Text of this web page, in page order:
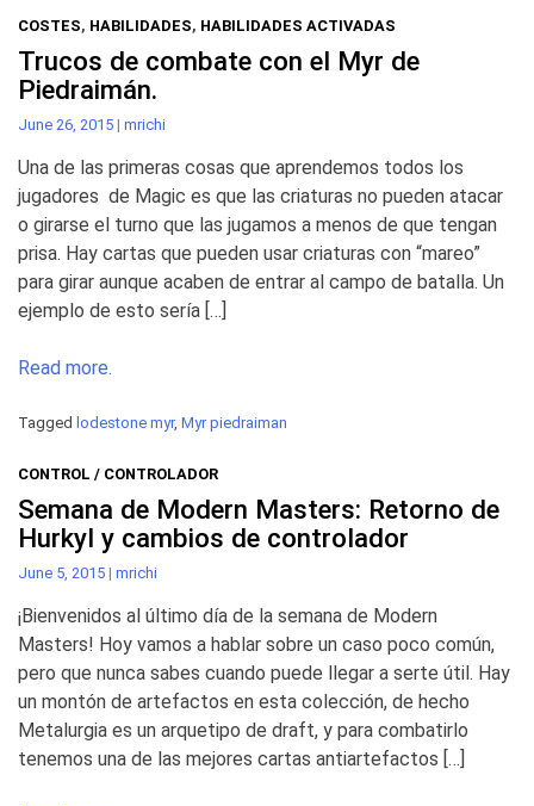
COSTES, HABILIDADES, HABILIDADES ACTIVADAS
Trucos de combate con el Myr de
Piedraimán.
June 26, 2015 | mrichi
Una de las primeras cosas que aprendemos todos los
jugadores de Magic es que las criaturas no pueden atacar
o girarse el turno que las jugamos a menos de que tengan
prisa. Hay cartas que pueden usar criaturas con “mareo”
para girar aunque acaben de entrar al campo de batalla. Un
ejemplo de esto sería […]
Read more.
Tagged lodestone myr, Myr piedraiman
CONTROL / CONTROLADOR
Semana de Modern Masters: Retorno de
Hurkyl y cambios de controlador
June 5, 2015 | mrichi
¡Bienvenidos al último día de la semana de Modern
Masters! Hoy vamos a hablar sobre un caso poco común,
pero que nunca sabes cuando puede llegar a serte útil. Hay
un montón de artefactos en esta colección, de hecho
Metalurgia es un arquetipo de draft, y para combatirlo
tenemos una de las mejores cartas antiartefactos […]